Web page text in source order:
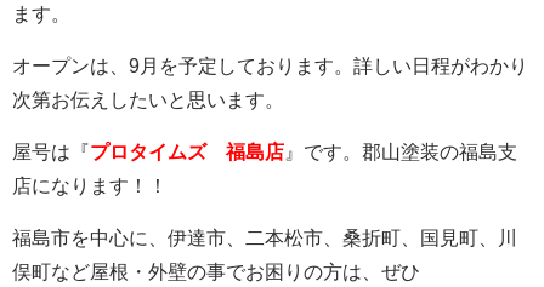
ます。
オープンは、9月を予定しております。詳しい日程がわかり
次第お伝えしたいと思います。
屋号は『プロタイムズ 福島店 』です。郡山塗装の福島支
店になります！！
福島市を中心に、伊達市、二本松市、桑折町、国見町、川
俣町など屋根・外壁の事でお困りの方は、ぜひ